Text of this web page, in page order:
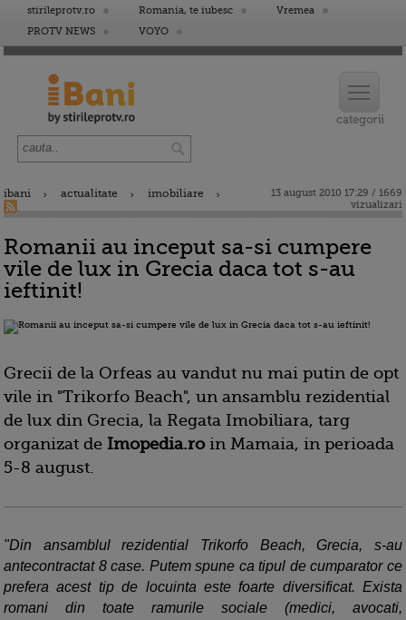
stirileprotv.ro Romania, te iubesc
Vremea
PROTV NEWS
VOYO
ibani actualitate imobiliare
13 august 2010 17:29 / 1669
vizualizari
Romanii au inceput sa-si cumpere
vile de lux in Grecia daca tot s-au
ieftinit!
Grecii de la Orfeas au vandut nu mai putin de opt
vile in "Trikorfo Beach", un ansamblu rezidential
de lux din Grecia, la Regata Imobiliara, targ
organizat de Imopedia.roin Mamaia, in perioada
5-8 august.
"Din ansamblul rezidential Trikorfo Beach, Grecia, s-au
antecontractat 8 case. Putem spune ca tipul de cumparator ce
prefera acest tip de locuinta este foarte diversificat. Exista
romani din toate ramurile sociale (medici, avocati,